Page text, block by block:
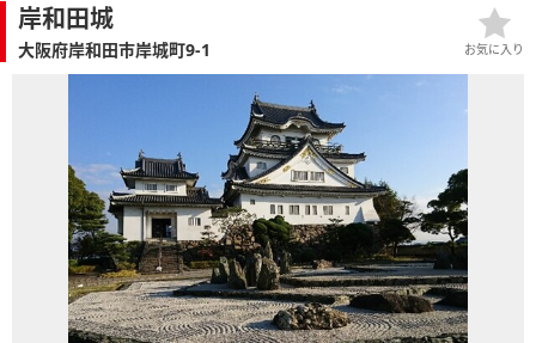
岸和田城
大阪府岸和田市岸城町9-1 お気に入り